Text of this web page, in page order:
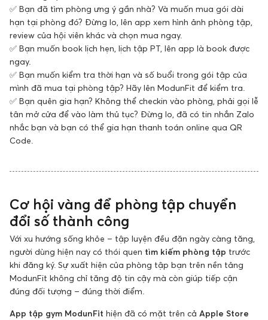
✅ Bạn đã tìm phòng ưng ý gần nhà? Và muốn mua gói dài
hạn tại phòng đó? Đừng lo, lên app xem hình ảnh phòng tập,
review của hội viên khác và chọn mua ngay.
✅ Bạn muốn book lịch hẹn, lịch tập PT, lên app là book được
ngay.
✅ Bạn muốn kiểm tra thời hạn và số buổi trong gói tập của
mình đã mua tại phòng tập? Hãy lên ModunFit để kiểm tra.
✅ Bạn quên gia hạn? Không thể checkin vào phòng, phải gọi lễ
tân mở cửa để vào làm thủ tục? Đừng lo, đã có tin nhắn Zalo
nhắc bạn và bạn có thể gia hạn thanh toán online qua QR
Code.
Cơ hội vàng để phòng tập chuyển
đổi số thành công
Với xu hướng sống khỏe – tập luyện đều đặn ngày càng tăng,
người dùng hiện nay có thói quen tìm kiếm phòng tập trước
khi đăng ký. Sự xuất hiện của phòng tập bạn trên nền tảng
ModunFit không chỉ tăng độ tin cậy mà còn giúp tiếp cận
đúng đối tượng – đúng thời điểm.
App tập gym ModunFit hiện đã có mặt trên cả Apple Store